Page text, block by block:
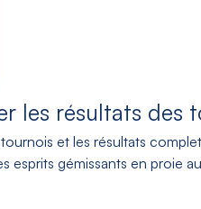
les résultats des
et les résultats
gémissants en proie